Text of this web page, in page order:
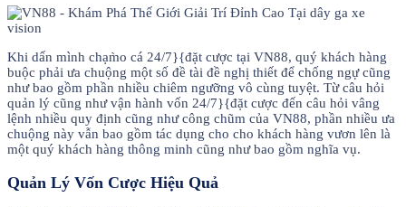
Khi dấn mình chạm̀o cá 24/7}{đặt cược tại VN88, quý khách hàng
buộc phải ưa chuộng một số đề tài đề nghị thiết để chống ngự cũng
như bao gồm phần nhiều chiêm ngưỡng vô cùng tuyệt. Từ câu hỏi
quản lý cũng như vận hành vốn 24/7}{đặt cược đến câu hỏi vâng
lệnh nhiều quy định cũng như công chũm của VN88, phần nhiều ưa
chuộng này vẫn bao gồm tác dụng cho cho khách hàng vươn lên là
một quý khách hàng thông minh cũng như bao gồm nghĩa vụ.
Quản Lý Vốn Cược Hiệu Quả